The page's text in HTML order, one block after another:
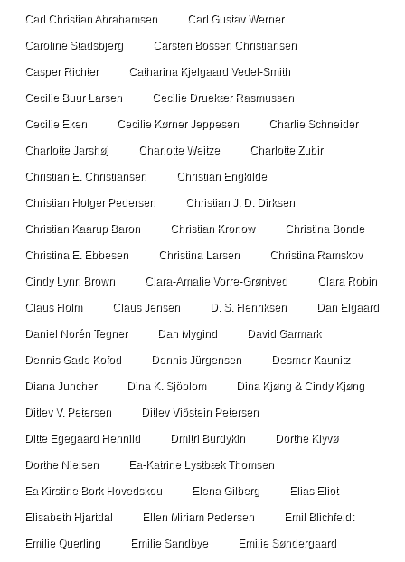
Carl Christian Abrahamsen Carl Gustav Werner
Caroline Stadsbjerg Carsten Bossen Christiansen
Casper Richter Catharina Kjelgaard Vedel-Smith
Cecilie Buur Larsen Cecilie Druekær Rasmussen
Cecilie Eken Cecilie Kørner Jeppesen Charlie Schneider
Charlotte Jarshøj Charlotte Weitze Charlotte Zubir
Christian E. Christiansen Christian Engkilde
Christian Holger Pedersen Christian J. D. Dirksen
Christian Kaarup Baron Christian Kronow Christina Bonde
Christina E. Ebbesen Christina Larsen Christina Ramskov
Cindy Lynn Brown Clara-Amalie Vorre-Grøntved Clara Robin
Claus Holm Claus Jensen D. S. Henriksen Dan Elgaard
Daniel Norén Tegner Dan Mygind David Garmark
Dennis Gade Kofod Dennis Jürgensen Desmer Kaunitz
Diana Juncher Dina K. Sjöblom Dina Kjøng & Cindy Kjøng
Ditlev V. Petersen Ditlev Viðstein Petersen
Ditte Egegaard Hennild Dmitri Burdykin Dorthe Klyvø
Dorthe Nielsen Ea-Katrine Lystbæk Thomsen
Ea Kirstine Bork Hovedskou Elena Gilberg Elias Eliot
Elisabeth Hjartdal Ellen Miriam Pedersen Emil Blichfeldt
Emilie Querling Emilie Sandbye Emilie Søndergaard